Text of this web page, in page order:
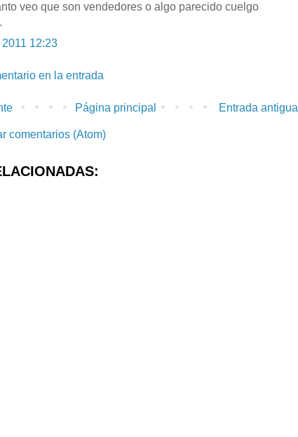
veo que son vendedores o algo parecido cuelgo
12:23
en la entrada
Entrada antigua
Página principal
comentarios (Atom)